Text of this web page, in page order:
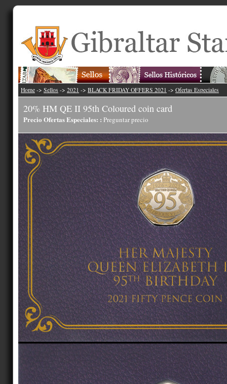
Home -> Sellos -> 2021 -> BLACK FRIDAY OFFERS 2021 -> Ofertas Especiales
20% HM QE II 95th Coloured coin card
Precio Ofertas Especiales: : Preguntar precio